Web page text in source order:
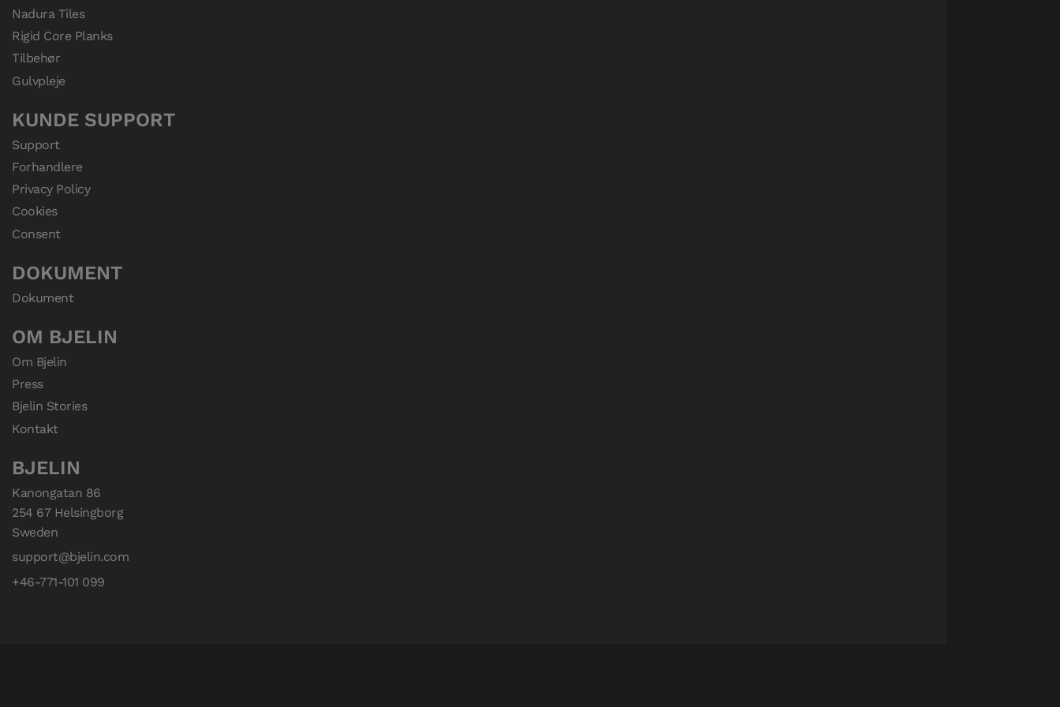
Nadura Tiles
Rigid Core Planks
Tilbehør
Gulvpleje
KUNDE SUPPORT
Support
Forhandlere
Privacy Policy
Cookies
Consent
DOKUMENT
Dokument
OM BJELIN
Om Bjelin
Press
Bjelin Stories
Kontakt
BJELIN
Kanongatan 86
254 67 Helsingborg
Sweden
support@bjelin.com
+46-771-101 099